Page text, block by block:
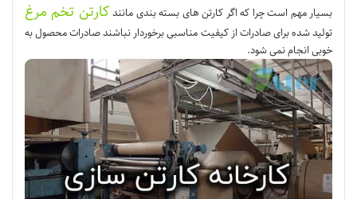
بسیار مهم است چرا که اگر کارتن های بسته بندی مانند کارتن تخم مرغ
تولید شده برای صادرات از کیفیت مناسبی برخوردار نباشند صادرات محصول به
خوبی انجام نمی شود.